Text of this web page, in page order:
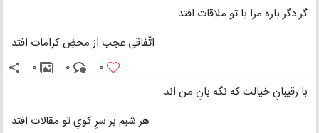
گر دگر باره مرا با تو ملاقات افتد
اتّفاقی عجب از محضِ کرامات افتد
0
0
0
با رقیبانِ خیالت که نگه بانِ من اند
هر شبم بر سرِ کویِ تو مقالات افتد